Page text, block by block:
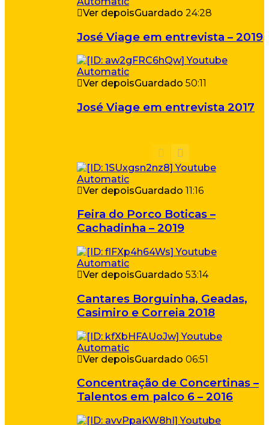
Ver depoisGuardado 24:28
José Viage em entrevista – 2019
Ver depoisGuardado 50:11
José Viage em entrevista 2017
Ver depoisGuardado 11:16
Feira do Porco Boticas –
Cachadinha – 2019
Ver depoisGuardado 53:14
Cantares Borguinha, Geadas,
Casimiro e Correia 2018
Ver depoisGuardado 06:51
Concentração de Concertinas –
Talentos em palco 6 – 2016